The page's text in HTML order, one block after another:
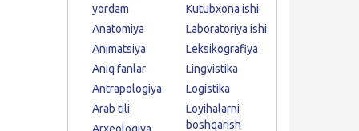
yordam
Anatomiya
Animatsiya
Aniq fanlar
Antrapologiya
Arab tili
Kutubxona ishi
Laboratoriya ishi
Leksikografiya
Lingvistika
Logistika
Loyihalarni
boshqarish